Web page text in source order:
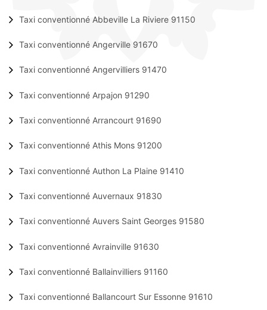
Taxi conventionné Abbeville La Riviere 91150
Taxi conventionné Angerville 91670
Taxi conventionné Angervilliers 91470
Taxi conventionné Arpajon 91290
Taxi conventionné Arrancourt 91690
Taxi conventionné Athis Mons 91200
Taxi conventionné Authon La Plaine 91410
Taxi conventionné Auvernaux 91830
Taxi conventionné Auvers Saint Georges 91580
Taxi conventionné Avrainville 91630
Taxi conventionné Ballainvilliers 91160
Taxi conventionné Ballancourt Sur Essonne 91610